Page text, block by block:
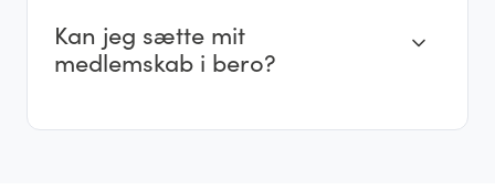
Kan jeg sætte mit
medlemskab i bero?